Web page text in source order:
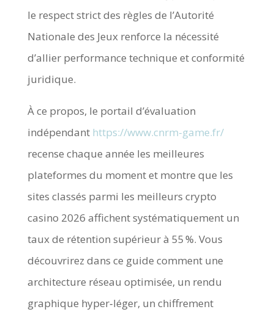
le respect strict des règles de l’Autorité
Nationale des Jeux renforce la nécessité
d’allier performance technique et conformité
juridique.
À ce propos, le portail d’évaluation
indépendant https://www.cnrm-game.fr/
recense chaque année les meilleures
plateformes du moment et montre que les
sites classés parmi les meilleurs crypto
casino 2026 affichent systématiquement un
taux de rétention supérieur à 55 %. Vous
découvrirez dans ce guide comment une
architecture réseau optimisée, un rendu
graphique hyper‑léger, un chiffrement